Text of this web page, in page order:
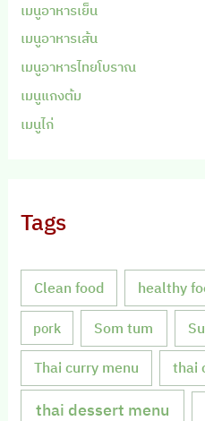
เมนูอาหารเย็น
เมนูอาหารเส้น
เมนูอาหารไทยโบราณ
เมนูแกงต้ม
เมนูไก่
Tags
Clean food healthy
pork Som tum
Thai curry menu thai
thai dessert menu